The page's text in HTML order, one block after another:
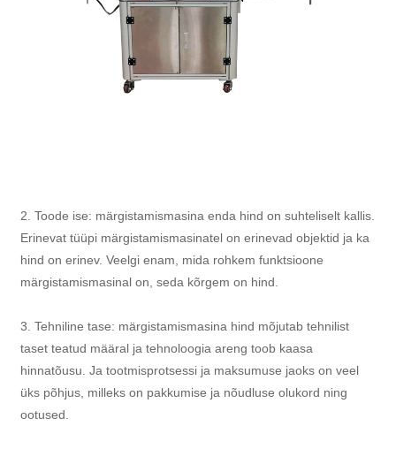
2. Toode ise: märgistamismasina enda hind on suhteliselt kallis.
Erinevat tüüpi märgistamismasinatel on erinevad objektid ja ka
hind on erinev. Veelgi enam, mida rohkem funktsioone
märgistamismasinal on, seda kõrgem on hind.
3. Tehniline tase: märgistamismasina hind mõjutab tehnilist
taset teatud määral ja tehnoloogia areng toob kaasa
hinnatõusu. Ja tootmisprotsessi ja maksumuse jaoks on veel
üks põhjus, milleks on pakkumise ja nõudluse olukord ning
ootused.